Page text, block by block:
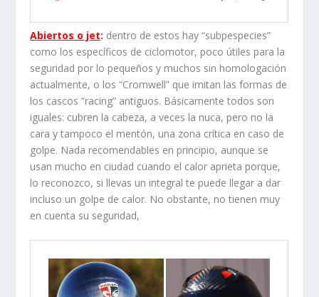
Abiertos o jet: dentro de estos hay “subpespecies”
como los específicos de ciclomotor, poco útiles para la
seguridad por lo pequeños y muchos sin homologación
actualmente, o los “Cromwell” que imitan las formas de
los cascos “racing” antiguos. Básicamente todos son
iguales: cubren la cabeza, a veces la nuca, pero no la
cara y tampoco el mentón, una zona crítica en caso de
golpe. Nada recomendables en principio, aunque se
usan mucho en ciudad cuando el calor aprieta porque,
lo reconozco, si llevas un integral te puede llegar a dar
incluso un golpe de calor. No obstante, no tienen muy
en cuenta su seguridad,